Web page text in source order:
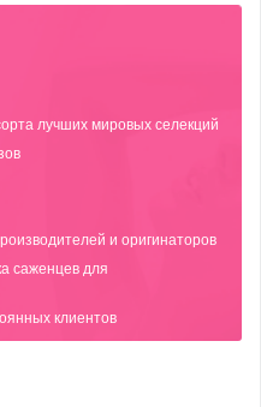
лучших мировых селекций
и оригинаторов
саженцев для
клиентов